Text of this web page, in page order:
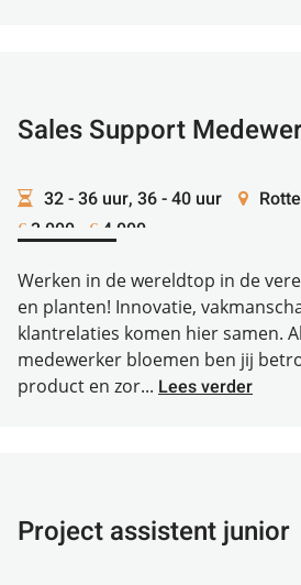
Sales Support
32 - 36 uur, 36 - 40 uur
€ 3.000 - € 4.000
Werken in de wereldtop in de
en planten! Innovatie,
klantrelaties komen hier samen.
medewerker bloemen ben jij
product en zor... Lees verder
Project assistent junior